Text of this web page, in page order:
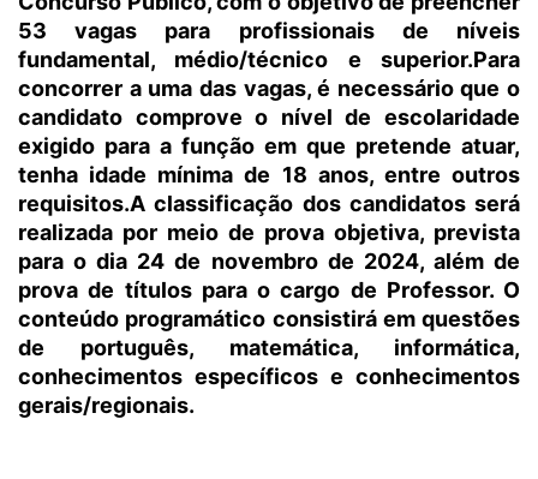
53 vagas para profissionais de níveis
fundamental, médio/técnico e superior.Para
concorrer a uma das vagas, é necessário que o
candidato comprove o nível de escolaridade
exigido para a função em que pretende atuar,
tenha idade mínima de 18 anos, entre outros
requisitos.A classificação dos candidatos será
realizada por meio de prova objetiva, prevista
para o dia 24 de novembro de 2024, além de
prova de títulos para o cargo de Professor. O
conteúdo programático consistirá em questões
de português, matemática, informática,
conhecimentos específicos e conhecimentos
gerais/regionais.